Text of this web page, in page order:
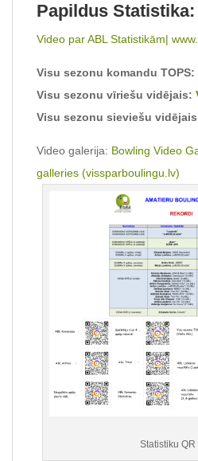
Papildus Statistika:
Video par ABL Statistikām|
Visu sezonu komandu TOPS:
Visu sezonu vīriešu vidējais:
Visu sezonu sieviešu
Video galerija: Bowling Video
galleries (vissparboulingu.lv)
Statistiku QR